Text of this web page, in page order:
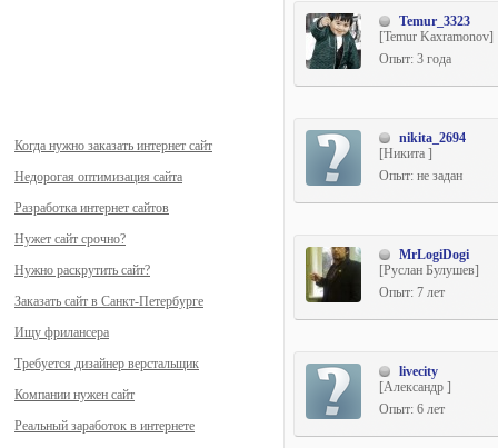
Когда нужно заказать интернет сайт
Недорогая оптимизация сайта
Разработка интернет сайтов
Нужет сайт срочно?
Нужно раскрутить сайт?
Заказать сайт в Санкт-Петербурге
Ищу фрилансера
Требуется дизайнер верстальщик
Компании нужен сайт
Реальный заработок в интернете
Temur_3323
[Temur Kaxramonov]
Опыт: 3 года
nikita_2694
[Никита ]
Опыт: не задан
MrLogiDogi
[Руслан Булушев]
Опыт: 7 лет
livecity
[Александр ]
Опыт: 6 лет